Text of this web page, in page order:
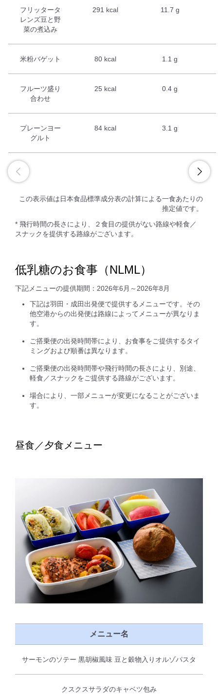
フリッタータ
レンズ豆と野
菜の煮込み
291 kcal 11.7 g
米粉バゲット 80 kcal 1.1 g
フルーツ盛り
合わせ
25 kcal 0.4 g
プレーンヨー
グルト
84 kcal 3.1 g
この表示値は日本食品標準成分表の計算による一食あたりの
推定値です。
* 飛行時間の長さにより、２食目の提供がない路線や軽食／
スナックを提供する路線がございます。
低乳糖のお食事（NLML）
下記メニューの提供期間：2026年6月～2026年8月
下記は羽田・成田出発便で提供するメニューです。その
他空港からの出発便は路線によってメニューが異なりま
す。
ご搭乗便の出発時間帯により、お食事をご提供するタイ
ミングおよび順番は異なります。
ご搭乗便の出発時間帯や飛行時間の長さにより、別途、
軽食／スナックをご提供する路線がございます。
場合により、一部メニューが変更になることがございま
す。
昼食／夕食メニュー
メニュー名
サーモンのソテー 黒胡椒風味 豆と穀物入りオルゾパスタ
クスクスサラダのキャベツ包み